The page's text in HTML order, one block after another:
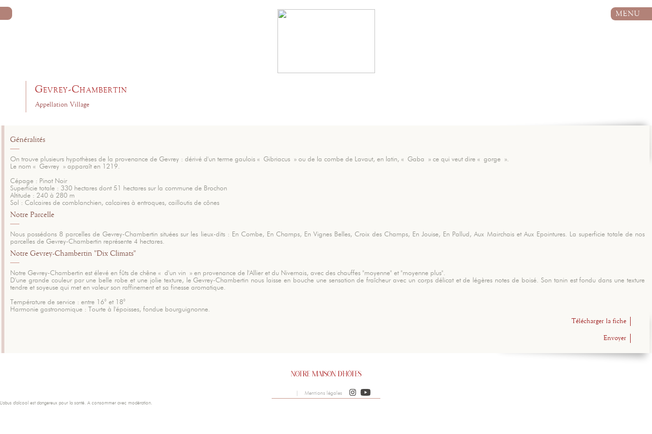
MENU
Gevrey-Chambertin
Appellation Village
Généralités
On trouve plusieurs hypothèses de la provenance de Gevrey : dérivé d'un terme gaulois « Gibriacus » ou de la combe de Lavaut, en latin, « Gaba » ce qui veut dire « gorge ».
Le nom « Gevrey » apparaît en 1219.
Cépage : Pinot Noir
Superficie totale : 330 hectares dont 51 hectares sur la commune de Brochon
Altitude : 240 à 280 m
Sol : Calcaires de comblanchien, calcaires à entroques, cailloutis de cônes
Notre Parcelle
Nous possédons 8 parcelles de Gevrey-Chambertin situées sur les lieux-dits : En Combe, En Champs, En Vignes Belles, Croix des Champs, En Jouise, En Pallud, Aux Mairchais et Aux Epointures. La superficie totale de nos
parcelles de Gevrey-Chambertin représente 4 hectares.
Notre Gevrey-Chambertin "Dix Climats"
Notre Gevrey-Chambertin est élevé en fûts de chêne « d'un vin » en provenance de l'Allier et du Nivernais, avec des chauffes "moyenne" et "moyenne plus".
D'une grande couleur par une belle robe et une jolie texture, le Gevrey-Chambertin nous laisse en bouche une sensation de fraîcheur avec un corps délicat et de légères notes de boisé. Son tanin est fondu dans une texture
tendre et soyeuse qui met en valeur son raffinement et sa finesse aromatique.
Température de service : entre 16° et 18°
Harmonie gastronomique : Tourte à l'époisses, fondue bourguignonne.
Télécharger la fiche
Envoyer
Mentions légales
L'abus d'alcool est dangereux pour la santé. A consommer avec modération.